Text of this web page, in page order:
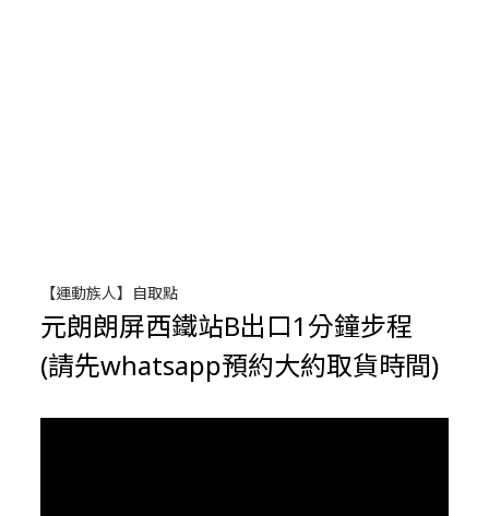
【運動族人】自取點
元朗朗屏西鐵站B出口1分鐘步程
(請先whatsapp預約大約取貨時間)